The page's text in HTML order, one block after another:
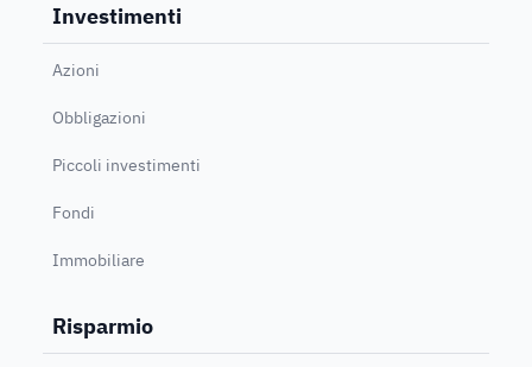
Investimenti
Azioni
Obbligazioni
Piccoli investimenti
Fondi
Immobiliare
Risparmio